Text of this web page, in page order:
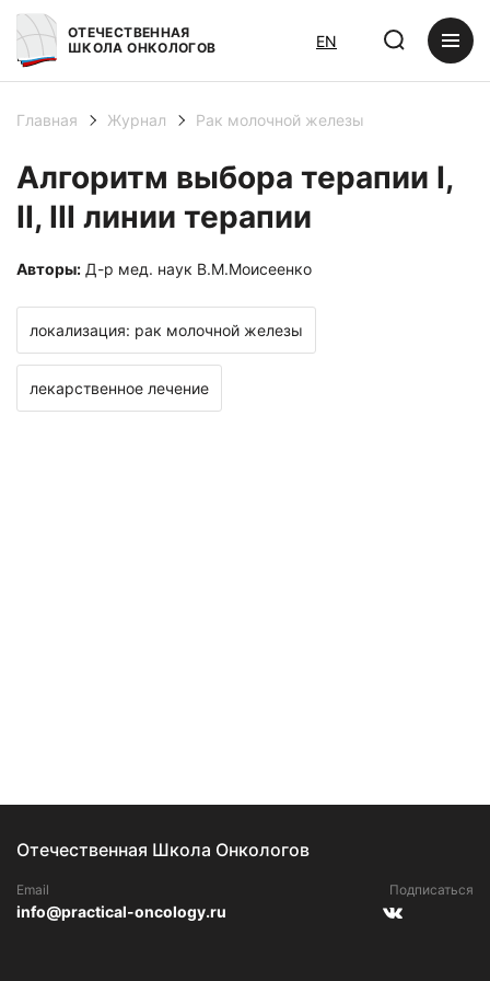
ОТЕЧЕСТВЕННАЯ
ШКОЛА ОНКОЛОГОВ
EN
Главная Журнал Рак молочной железы
Алгоритм выбора терапии I,
II, III линии терапии
Авторы: Д-р мед. наук В.М.Моисеенко
локализация: рак молочной железы
лекарственное лечение
Отечественная Школа Онкологов
Email
info@practical-oncology.ru
Подписаться